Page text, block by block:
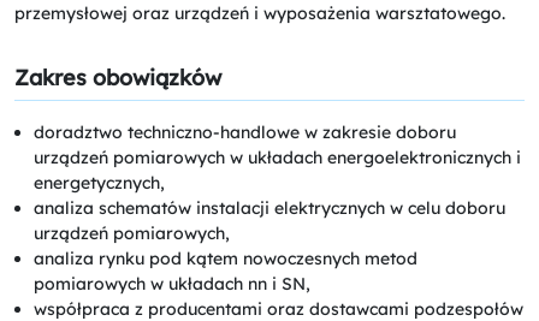
przemysłowej oraz urządzeń i wyposażenia warsztatowego.
Zakres obowiązków
doradztwo techniczno-handlowe w zakresie doboru
urządzeń pomiarowych w układach energoelektronicznych i
energetycznych,
analiza schematów instalacji elektrycznych w celu doboru
urządzeń pomiarowych,
analiza rynku pod kątem nowoczesnych metod
pomiarowych w układach nn i SN,
współpraca z producentami oraz dostawcami podzespołów